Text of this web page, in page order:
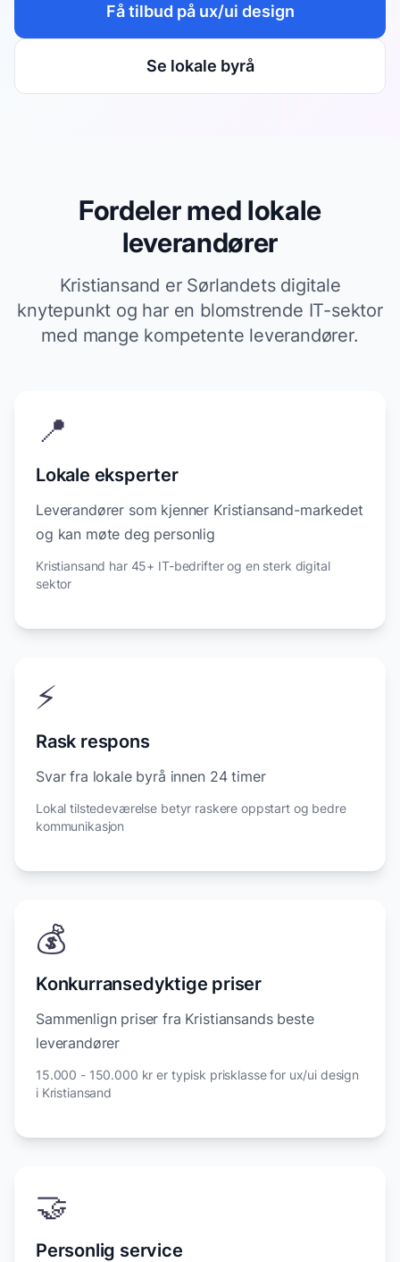
Få tilbud på ux/ui design
Se lokale byrå
Fordeler med lokale
leverandører
Kristiansand er Sørlandets digitale
knytepunkt og har en blomstrende IT-sektor
med mange kompetente leverandører.
📍
Lokale eksperter
Leverandører som kjenner Kristiansand-markedet
og kan møte deg personlig
Kristiansand har 45+ IT-bedrifter og en sterk digital
sektor
⚡
Rask respons
Svar fra lokale byrå innen 24 timer
Lokal tilstedeværelse betyr raskere oppstart og bedre
kommunikasjon
💰
Konkurransedyktige priser
Sammenlign priser fra Kristiansands beste
leverandører
15.000 - 150.000 kr er typisk prisklasse for ux/ui design
i Kristiansand
🤝
Personlig service